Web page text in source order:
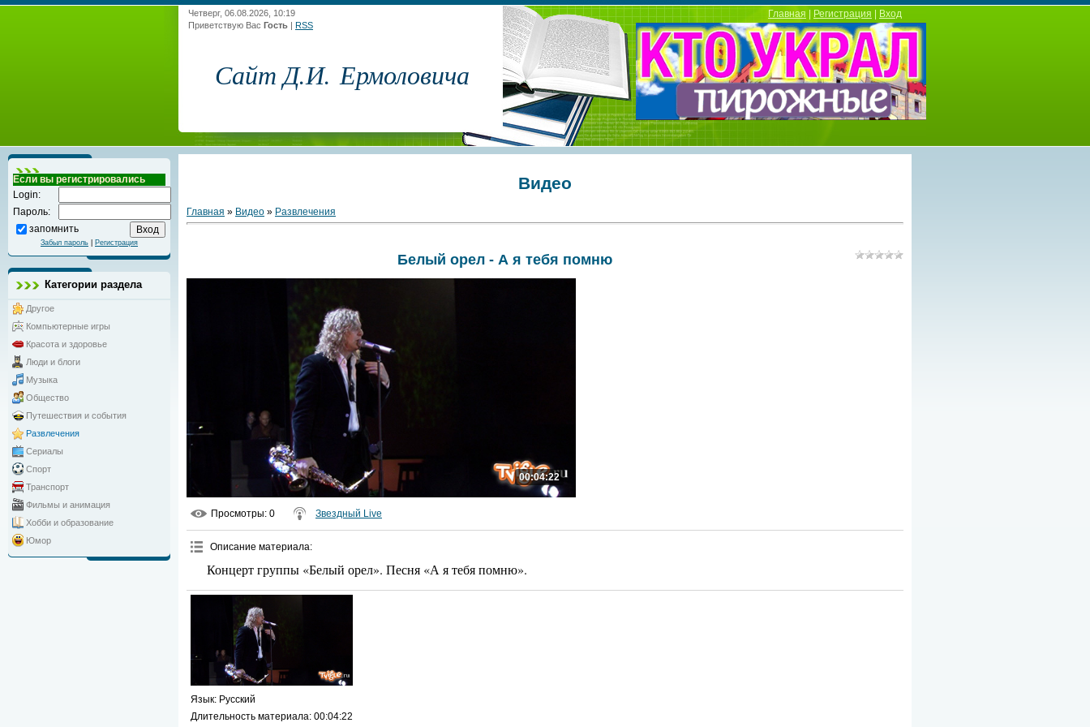
Четверг, 06.08.2026, 10:19
Приветствую Вас Гость | RSS
Сайт Д.И. Ермоловича
Главная Регистрация Вход
Если вы регистрировались
Login:
Пароль:
запомнить
Забыл пароль Регистрация
Категории раздела
Другое
Компьютерные игры
Красота и здоровье
Люди и блоги
Музыка
Общество
Путешествия и события
Развлечения
Сериалы
Спорт
Транспорт
Фильмы и анимация
Хобби и образование
Юмор
Видео
Главная » Видео » Развлечения
Белый орел - А я тебя помню
00:04:22
Просмотры: 0 Звездный Live
Описание материала:
Концерт группы «Белый орел». Песня «А я тебя помню».
Язык: Русский
Длительность материала: 00:04:22